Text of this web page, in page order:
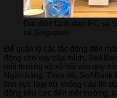
Đại diện lãnh đạo IFC và
tại Singapore.
Để quản lý các tác động đến
động cho vay của mình,
môi trường và xã hội vào quy
Ngân hàng. Theo đó, SeABank
lĩnh vực loại trừ không cấp tín
động tiêu cực đến môi trường,